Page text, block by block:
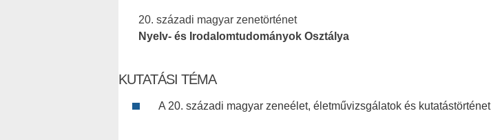
20. századi magyar zenetörténet
Nyelv- és Irodalomtudományok Osztálya
KUTATÁSI TÉMA
A 20. századi magyar zeneélet, életművizsgálatok és kutatástörténet